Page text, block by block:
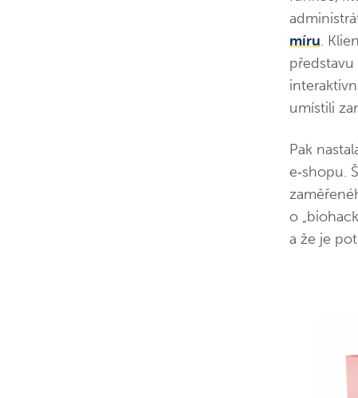
míru.
umístili
Pak
e‑shopu.
o
a že je